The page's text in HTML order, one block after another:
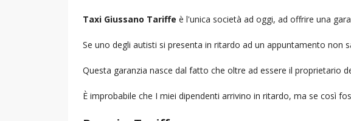
Taxi Giussano Tariffe è l'unica società ad oggi, ad offrire una
Se uno degli autisti si presenta in ritardo ad un appuntamento non
Questa garanzia nasce dal fatto che oltre ad essere il proprietario
È improbabile che I miei dipendenti arrivino in ritardo, ma se così